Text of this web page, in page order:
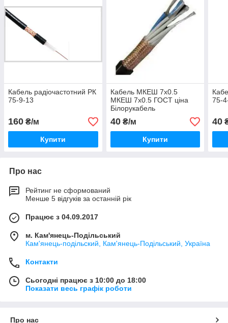
Кабель радіочастотний РК
75-9-13
160 ₴/м
Купити
Кабель МКЕШ 7х0.5
МКЕШ 7х0.5 ГОСТ ціна
Білорукабель
40₴/м
Купити
75-
40
Про нас
Рейтинг не сформований
Менше 5 відгуків за останній рік
Працює з 04.09.2017
м. Кам'янець-Подільський
Кам'янець-подільский, Кам'янець-Подільський, Україна
Контакти
Сьогодні працює з 10:00 до 18:00
Показати весь графік роботи
Про нас